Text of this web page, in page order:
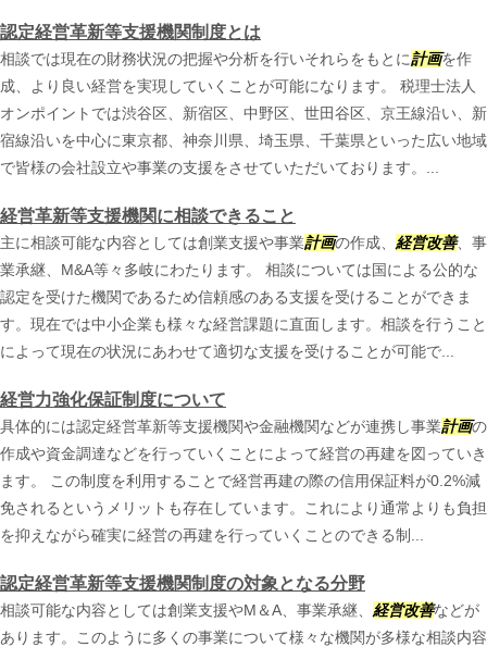
認定経営革新等支援機関制度とは
相談では現在の財務状況の把握や分析を行いそれらをもとに計画を作
成、より良い経営を実現していくことが可能になります。 税理士法人
オンポイントでは渋谷区、新宿区、中野区、世田谷区、京王線沿い、新
宿線沿いを中心に東京都、神奈川県、埼玉県、千葉県といった広い地域
で皆様の会社設立や事業の支援をさせていただいております。...
経営革新等支援機関に相談できること
主に相談可能な内容としては創業支援や事業計画の作成、 経営改善、事
業承継、M&A等々多岐にわたります。 相談については国による公的な
認定を受けた機関であるため信頼感のある支援を受けることができま
す。現在では中小企業も様々な経営課題に直面します。相談を行うこと
によって現在の状況にあわせて適切な支援を受けることが可能で...
経営力強化保証制度について
具体的には認定経営革新等支援機関や金融機関などが連携し事業計画の
作成や資金調達などを行っていくことによって経営の再建を図っていき
ます。 この制度を利用することで経営再建の際の信用保証料が0.2%減
免されるというメリットも存在しています。これにより通常よりも負担
を抑えながら確実に経営の再建を行っていくことのできる制...
認定経営革新等支援機関制度の対象となる分野
相談可能な内容としては創業支援やM＆A、事業承継、 経営改善などが
あります。このように多くの事業について様々な機関が多様な相談内容